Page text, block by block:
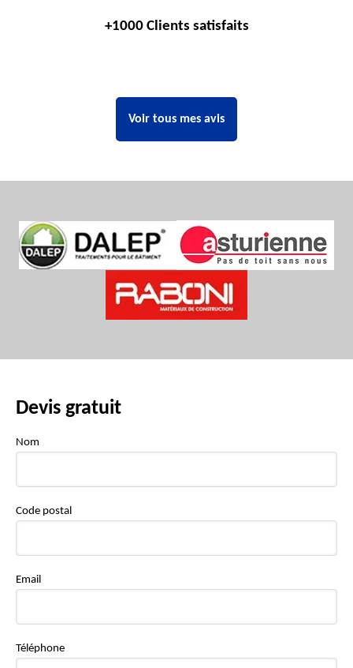
+1000 Clients satisfaits
Voir tous mes avis
Devis gratuit
Nom
Code postal
Email
Téléphone